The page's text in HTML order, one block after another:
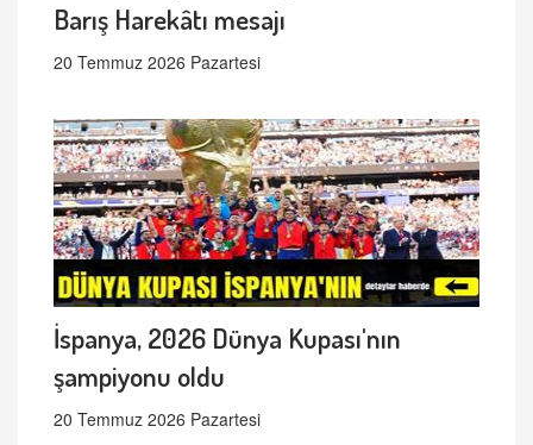
Barış Harekâtı mesajı
20 Temmuz 2026 Pazartesi
İspanya, 2026 Dünya Kupası'nın
şampiyonu oldu
20 Temmuz 2026 Pazartesi